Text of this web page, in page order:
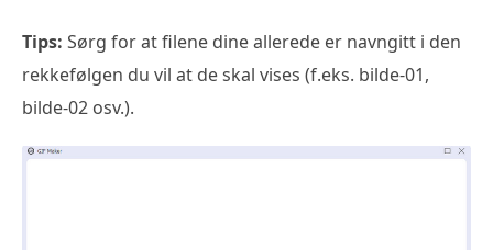
Tips: Sørg for at filene dine allerede er navngitt i den
rekkefølgen du vil at de skal vises (f.eks. bilde-01,
bilde-02 osv.).